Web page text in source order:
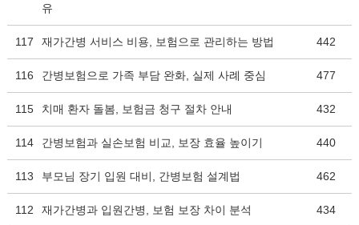
유
117 재가간병 서비스 비용, 보험으로 관리하는 방법 442
116 간병보험으로 가족 부담 완화, 실제 사례 중심 477
115 치매 환자 돌봄, 보험금 청구 절차 안내 432
114 간병보험과 실손보험 비교, 보장 효율 높이기 440
113 부모님 장기 입원 대비, 간병보험 설계법 462
112 재가간병과 입원간병, 보험 보장 차이 분석 434